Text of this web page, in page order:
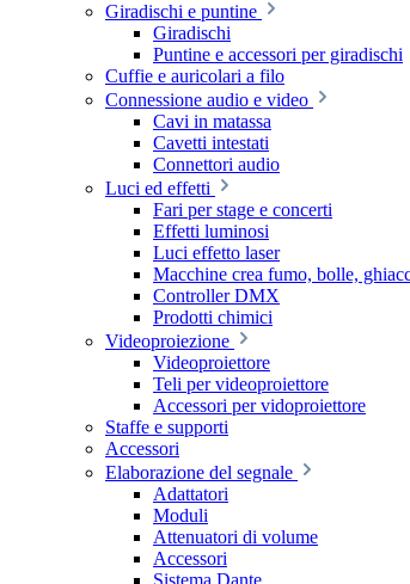
Giradischi e puntine
Giradischi
Puntine e accessori per giradischi
Cuffie e auricolari a filo
Connessione audio e video
Cavi in matassa
Cavetti intestati
Connettori audio
Luci ed effetti
Fari per stage e concerti
Effetti luminosi
Luci effetto laser
Macchine crea fumo, bolle,
Controller DMX
Prodotti chimici
Videoproiezione
Videoproiettore
Teli per videoproiettore
Accessori per vidoproiettore
Staffe e supporti
Accessori
Elaborazione del segnale
Adattatori
Moduli
Attenuatori di volume
Accessori
Sistema Dante